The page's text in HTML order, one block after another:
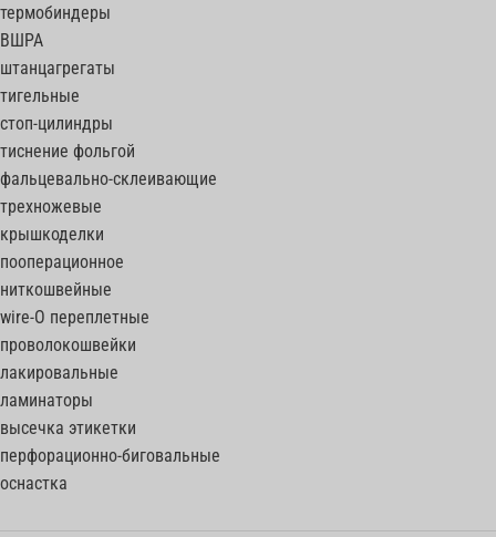
термобиндеры
ВШРА
штанцагрегаты
тигельные
стоп-цилиндры
тиснение фольгой
фальцевально-склеивающие
трехножевые
крышкоделки
пооперационное
ниткошвейные
wire-O переплетные
проволокошвейки
лакировальные
ламинаторы
высечка этикетки
перфорационно-биговальные
оснастка